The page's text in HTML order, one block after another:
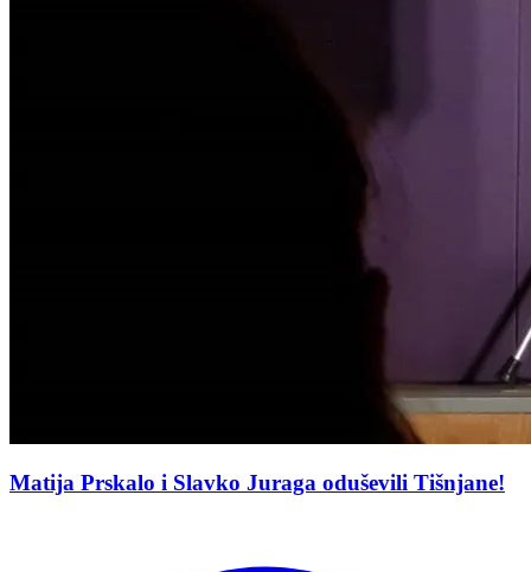
Matija Prskalo i Slavko Juraga oduševili Tišnjane!